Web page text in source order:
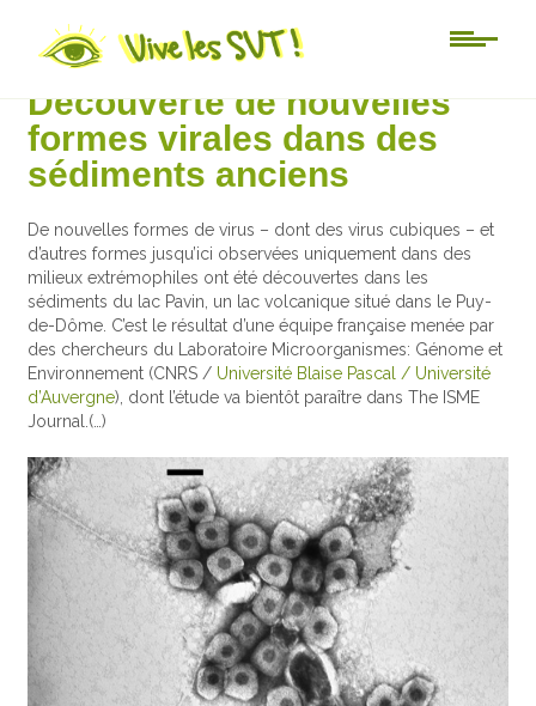
Actu-sciences
Découverte de nouvelles
formes virales dans des
sédiments anciens
De nouvelles formes de virus – dont des virus cubiques – et
d’autres formes jusqu’ici observées uniquement dans des
milieux extrémophiles ont été découvertes dans les
sédiments du lac Pavin, un lac volcanique situé dans le Puy-
de-Dôme. C’est le résultat d’une équipe française menée par
des chercheurs du Laboratoire Microorganismes: Génome et
Environnement (CNRS / Université Blaise Pascal / Université
d’Auvergne), dont l’étude va bientôt paraître dans The ISME
Journal.(…)